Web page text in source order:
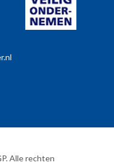
Alle rechten